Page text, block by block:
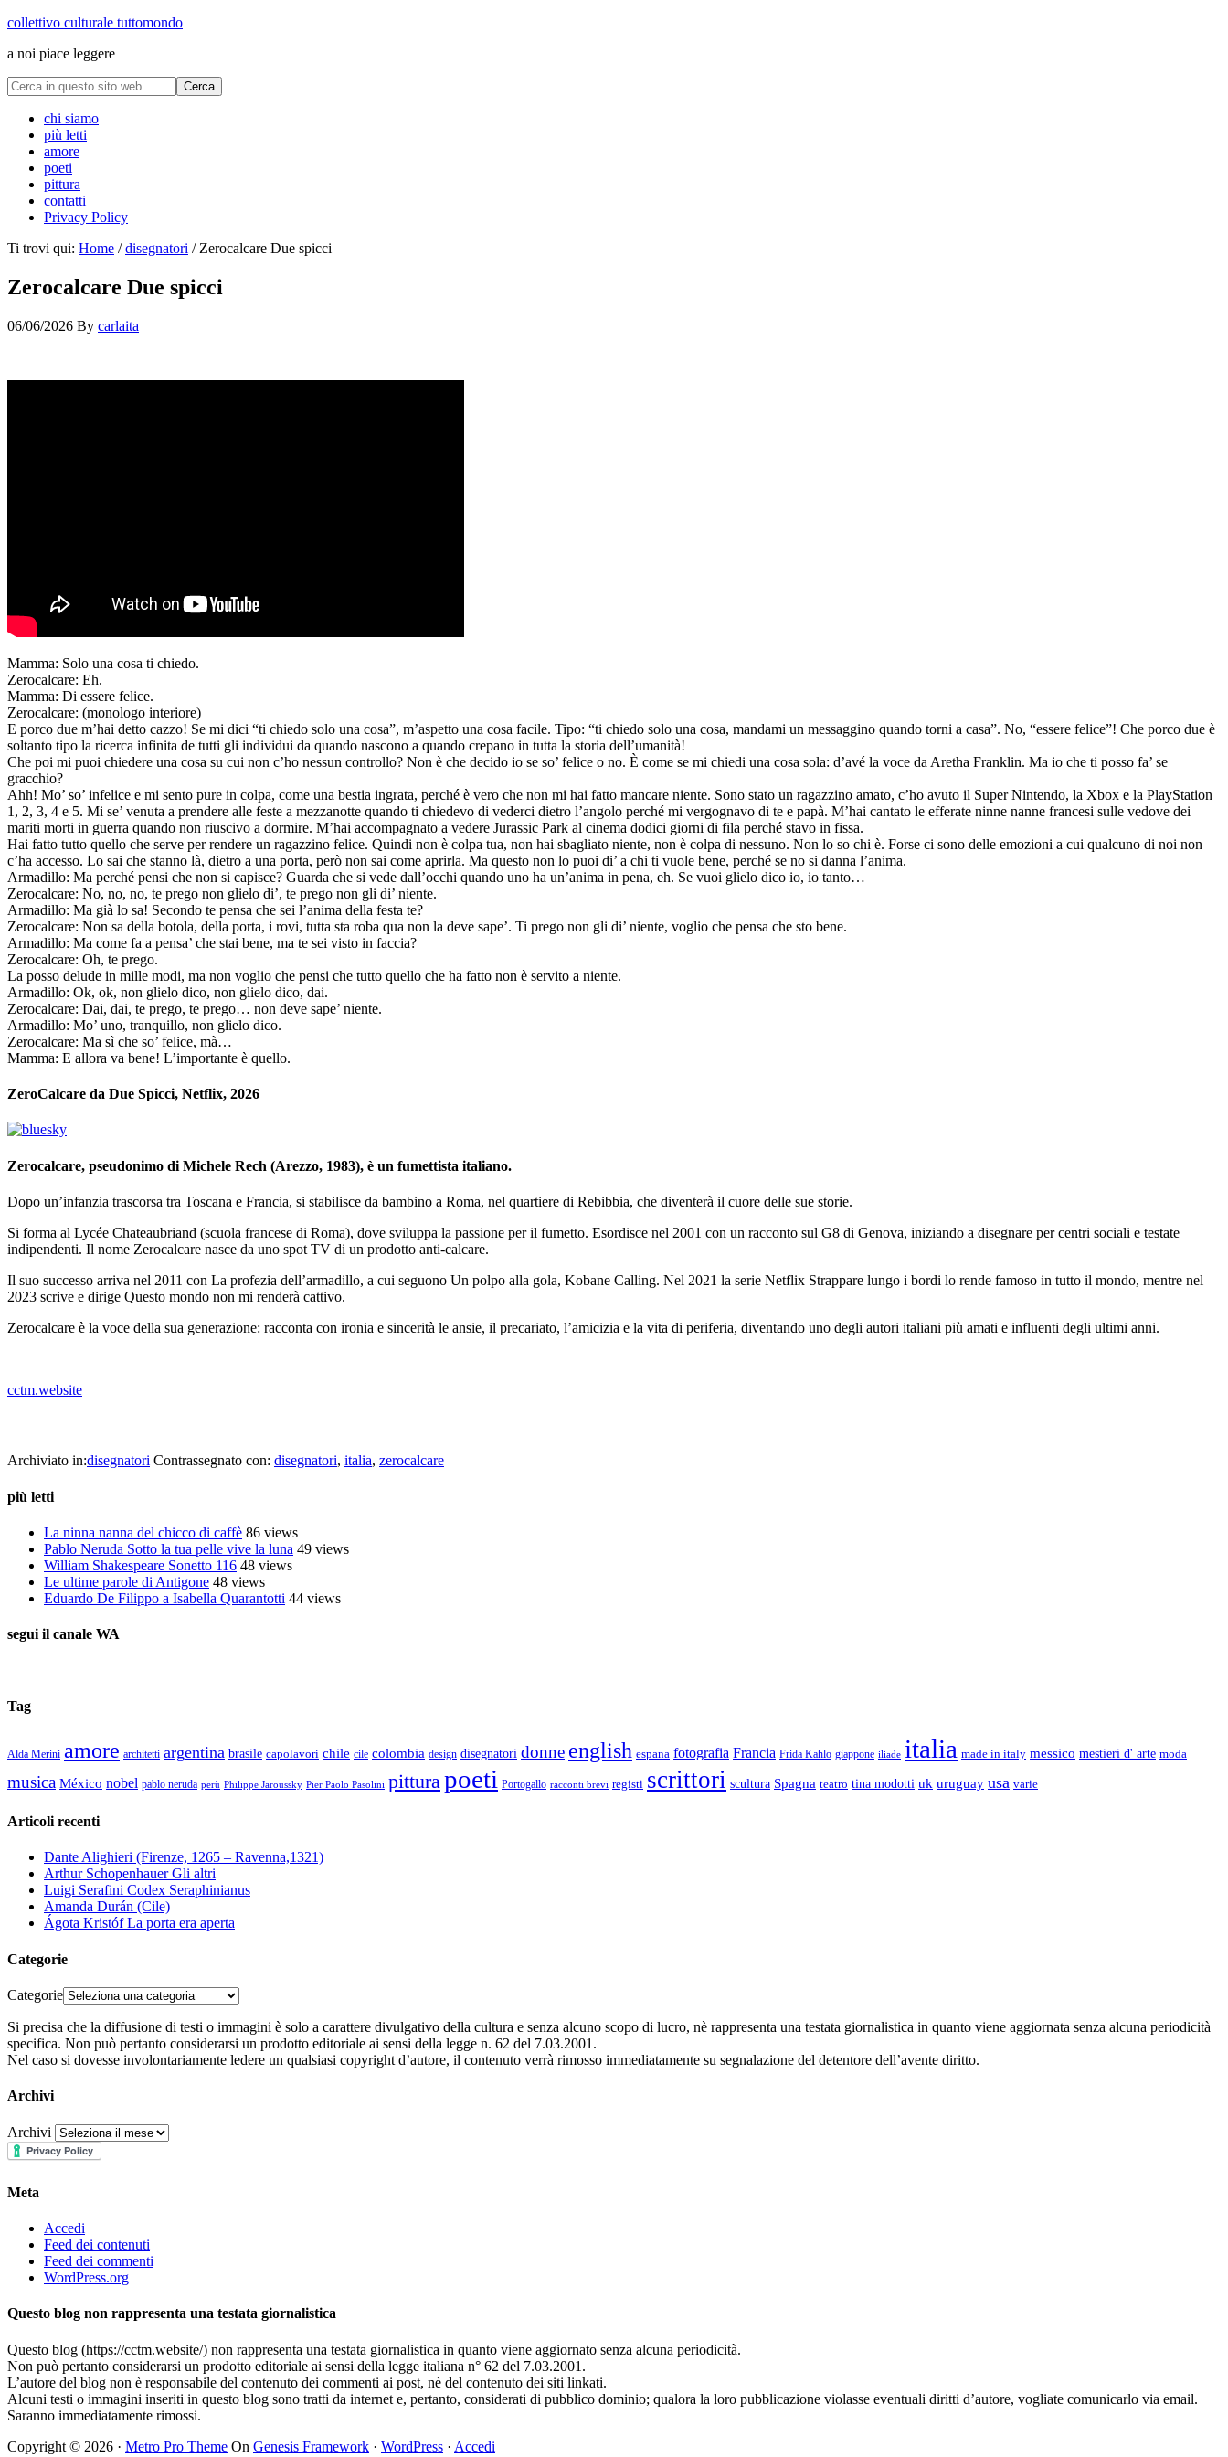
collettivo culturale tuttomondo
a noi piace leggere
chi siamo
più letti
amore
poeti
pittura
contatti
Privacy Policy
Ti trovi qui: Home / disegnatori /Zerocalcare Due spicci
Zerocalcare Due spicci
06/06/2026 By carlaita
Mamma: Solo una cosa ti chiedo.
Zerocalcare: Eh.
Mamma: Di essere felice.
Zerocalcare: (monologo interiore)
E porco due m’hai detto cazzo! Se mi dici “ti chiedo solo una cosa”, m’aspetto una cosa facile. Tipo: “ti chiedo solo una cosa, mandami un messaggino quando torni a casa”. No, “essere felice”! Che porco due è
soltanto tipo la ricerca infinita de tutti gli individui da quando nascono a quando crepano in tutta la storia dell’umanità!
Che poi mi puoi chiedere una cosa su cui non c’ho nessun controllo? Non è che decido io se so’ felice o no. È come se mi chiedi una cosa sola: d’avé la voce da Aretha Franklin. Ma io che ti posso fa’ se
gracchio?
Ahh! Mo’ so’ infelice e mi sento pure in colpa, come una bestia ingrata, perché è vero che non mi hai fatto mancare niente. Sono stato un ragazzino amato, c’ho avuto il Super Nintendo, la Xbox e la PlayStation
1, 2, 3, 4 e 5. Mi se’ venuta a prendere alle feste a mezzanotte quando ti chiedevo di vederci dietro l’angolo perché mi vergognavo di te e papà. M’hai cantato le efferate ninne nanne francesi sulle vedove dei
mariti morti in guerra quando non riuscivo a dormire. M’hai accompagnato a vedere Jurassic Park al cinema dodici giorni di fila perché stavo in fissa.
Hai fatto tutto quello che serve per rendere un ragazzino felice. Quindi non è colpa tua, non hai sbagliato niente, non è colpa di nessuno. Non lo so chi è. Forse ci sono delle emozioni a cui qualcuno di noi non
c’ha accesso. Lo sai che stanno là, dietro a una porta, però non sai come aprirla. Ma questo non lo puoi di’ a chi ti vuole bene, perché se no si danna l’anima.
Armadillo: Ma perché pensi che non si capisce? Guarda che si vede dall’occhi quando uno ha un’anima in pena, eh. Se vuoi glielo dico io, io tanto…
Zerocalcare: No, no, no, te prego non glielo di’, te prego non gli di’ niente.
Armadillo: Ma già lo sa! Secondo te pensa che sei l’anima della festa te?
Zerocalcare: Non sa della botola, della porta, i rovi, tutta sta roba qua non la deve sape’. Ti prego non gli di’ niente, voglio che pensa che sto bene.
Armadillo: Ma come fa a pensa’ che stai bene, ma te sei visto in faccia?
Zerocalcare: Oh, te prego.
La posso delude in mille modi, ma non voglio che pensi che tutto quello che ha fatto non è servito a niente.
Armadillo: Ok, ok, non glielo dico, non glielo dico, dai.
Zerocalcare: Dai, dai, te prego, te prego… non deve sape’ niente.
Armadillo: Mo’ uno, tranquillo, non glielo dico.
Zerocalcare: Ma sì che so’ felice, mà…
Mamma: E allora va bene! L’importante è quello.
ZeroCalcare da Due Spicci, Netflix, 2026
Zerocalcare, pseudonimo di Michele Rech (Arezzo, 1983), è un fumettista italiano.
Dopo un’infanzia trascorsa tra Toscana e Francia, si stabilisce da bambino a Roma, nel quartiere di Rebibbia, che diventerà il cuore delle sue storie.
Si forma al Lycée Chateaubriand (scuola francese di Roma), dove sviluppa la passione per il fumetto. Esordisce nel 2001 con un racconto sul G8 di Genova, iniziando a disegnare per centri sociali e testate
indipendenti. Il nome Zerocalcare nasce da uno spot TV di un prodotto anti-calcare.
Il suo successo arriva nel 2011 con La profezia dell’armadillo, a cui seguono Un polpo alla gola, Kobane Calling. Nel 2021 la serie Netflix Strappare lungo i bordi lo rende famoso in tutto il mondo, mentre nel
2023 scrive e dirige Questo mondo non mi renderà cattivo.
Zerocalcare è la voce della sua generazione: racconta con ironia e sincerità le ansie, il precariato, l’amicizia e la vita di periferia, diventando uno degli autori italiani più amati e influenti degli ultimi anni.
cctm.website
Archiviato in:disegnatori Contrassegnato con: disegnatori, italia, zerocalcare
più letti
La ninna nanna del chicco di caffè 86 views
Pablo Neruda Sotto la tua pelle vive la luna 49 views
William Shakespeare Sonetto 116 48 views
Le ultime parole di Antigone 48 views
Eduardo De Filippo a Isabella Quarantotti 44 views
segui il canale WA
Tag
Alda Merini amore architetti argentina brasile capolavori chile cile colombia design disegnatori donne english espana fotografia Francia Frida Kahlo giappone iliade italia made in italy messico mestieri d' arte moda
musica México nobel pablo neruda perù Philippe Jaroussky Pier Paolo Pasolini pitturapoeti Portogallo racconti brevi registi scrittori scultura Spagna teatro tina modotti uk uruguay usa varie
Articoli recenti
Dante Alighieri (Firenze, 1265 – Ravenna,1321)
Arthur Schopenhauer Gli altri
Luigi Serafini Codex Seraphinianus
Amanda Durán (Cile)
Ágota Kristóf La porta era aperta
Categorie
Categorie
Si precisa che la diffusione di testi o immagini è solo a carattere divulgativo della cultura e senza alcuno scopo di lucro, nè rappresenta una testata giornalistica in quanto viene aggiornata senza alcuna periodicità
specifica. Non può pertanto considerarsi un prodotto editoriale ai sensi della legge n. 62 del 7.03.2001.
Nel caso si dovesse involontariamente ledere un qualsiasi copyright d’autore, il contenuto verrà rimosso immediatamente su segnalazione del detentore dell’avente diritto.
Archivi
Archivi
Meta
Accedi
Feed dei contenuti
Feed dei commenti
WordPress.org
Questo blog non rappresenta una testata giornalistica
Questo blog (https://cctm.website/) non rappresenta una testata giornalistica in quanto viene aggiornato senza alcuna periodicità.
Non può pertanto considerarsi un prodotto editoriale ai sensi della legge italiana n° 62 del 7.03.2001.
L’autore del blog non è responsabile del contenuto dei commenti ai post, nè del contenuto dei siti linkati.
Alcuni testi o immagini inseriti in questo blog sono tratti da internet e, pertanto, considerati di pubblico dominio; qualora la loro pubblicazione violasse eventuali diritti d’autore, vogliate comunicarlo via email.
Saranno immediatamente rimossi.
Copyright © 2026 · Metro Pro Theme On Genesis Framework · WordPress · Accedi